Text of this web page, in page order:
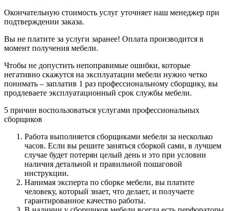
Окончательную стоимость услуг уточняет наш менеджер при
подтверждении заказа.
Вы не платите за услуги заранее! Оплата производится в
момент получения мебели.
Чтобы не допустить непоправимые ошибки, которые
негативно скажутся на эксплуатации мебели нужно четко
понимать – заплатив 1 раз профессиональному сборщику, вы
продлеваете эксплуатационный срок службы мебели.
5 причин воспользоваться услугами профессиональных
сборщиков
Работа выполняется сборщиками мебели за несколько
часов. Если вы решите заняться сборкой сами, в лучшем
случае будет потерян целый день и это при условии
наличия детальной и правильной пошаговой
инструкции.
Нанимая эксперта по сборке мебели, вы платите
человеку, который знает, что делает, и получаете
гарантированное качество работы.